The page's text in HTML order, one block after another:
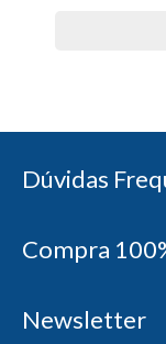
Dúvidas
Compra
Newsletter